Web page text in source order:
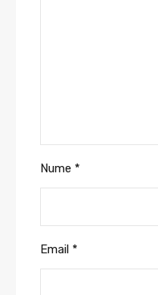
Nume *
Email *